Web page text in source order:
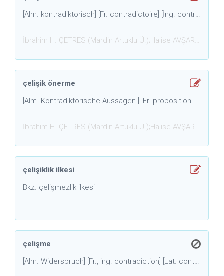
[Alm. kontradiktorisch] [Fr. contradictoire] [İng. contradictory] [Lat. contradictorius] [Es. T. mütenakız] Genel olarak. Biri diğerinin olumsuzu veya değillemesi olan iki duruma işaret eden terimler için kullanılır.
çelişik önerme
​[Alm. Kontradiktorische Aussagen ] [Fr. proposition contradictoire] [İng. contradictory proposition] [Es. T. mütenakız kaziye ]Genel tanımı. Biri diğer önermenin hem nitelik hem de nicelik bakımından değillemesi durumunda olan iki önermeden her biri.
çelişiklik ilkesi
Bkz. çelişmezlik ilkesi
çelişme
[Alm. Widerspruch] [Fr., ing. contradiction] [Lat. contradictio] [es. t. tenakuz]: İki kavramın ya da yargının birbirini dışarda bırakan — karşıolumu. // Hegel felsefesinde itici güç olarak belirir, bkz. eytişim.